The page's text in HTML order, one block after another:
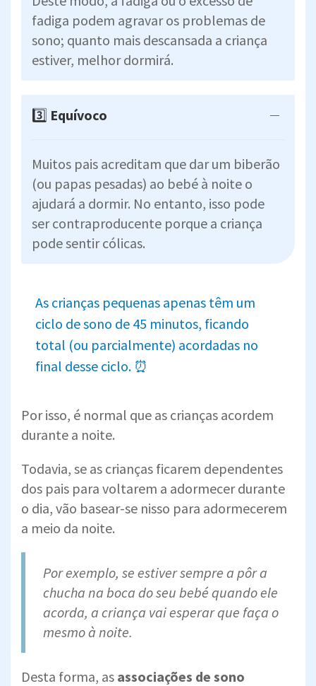
fadiga podem agravar os problemas de
sono; quanto mais descansada a criança
estiver, melhor dormirá.
3️⃣ Equívoco
Muitos pais acreditam que dar um biberão
(ou papas pesadas) ao bebé à noite o
ajudará a dormir. No entanto, isso pode
ser contraproducente porque a criança
pode sentir cólicas.
As crianças pequenas apenas têm um
ciclo de sono de 45 minutos, ficando
total (ou parcialmente) acordadas no
final desse ciclo. ⏰
Por isso, é normal que as crianças acordem
durante a noite.
Todavia, se as crianças ficarem dependentes
dos pais para voltarem a adormecer durante
o dia, vão basear-se nisso para adormecerem
a meio da noite.
Por exemplo, se estiver sempre a pôr a
chucha na boca do seu bebé quando ele
acorda, a criança vai esperar que faça o
mesmo à noite.
Desta forma, as associações de sono